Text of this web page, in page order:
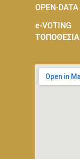
OPEN-DATA
e-VOTING
ΤΟΠΟΘΕΣΙΑ